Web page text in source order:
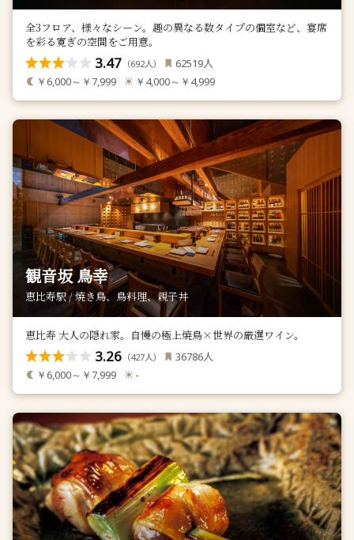
全3フロア、様々なシーン。趣の異なる数タイプの個室など、宴席
を彩る寛ぎの空間をご用意。
3.47 （692人） 62519人
￥6,000～￥7,999 ￥4,000～￥4,999
観音坂 鳥幸
恵比寿駅 / 焼き鳥、鳥料理、親子丼
恵比寿 大人の隠れ家。自慢の極上焼鳥×世界の厳選ワイン。
3.26 （427人） 36786人
￥6,000～￥7,999 -